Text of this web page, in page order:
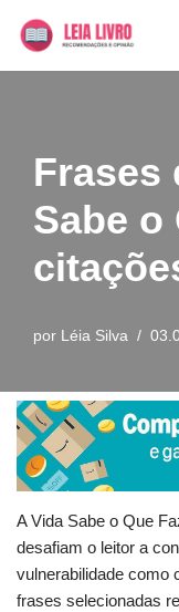
Frases
Sabe o
por Léia Silva
A Vida Sabe o Que
desafiam o leitor a
vulnerabilidade como
frases selecionadas